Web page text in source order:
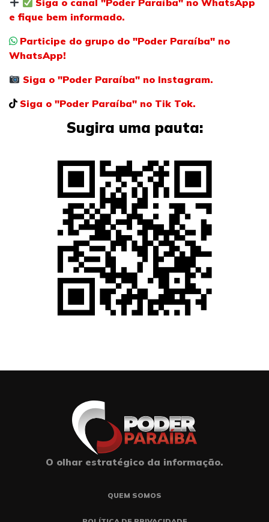
Siga o canal "Poder Paraíba" no WhatsApp
e fique bem informado.
Participe do grupo do "Poder Paraíba" no
WhatsApp!
Siga o "Poder Paraíba" no Instagram.
Siga o "Poder Paraíba" no Tik Tok.
Sugira uma pauta:
O olhar estratégico da informação.
QUEM SOMOS